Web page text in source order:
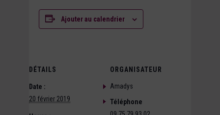
Ajouter au calendrier
DÉTAILS
Date :
20 février 2019
ORGANISATEUR
Amadys
Téléphone